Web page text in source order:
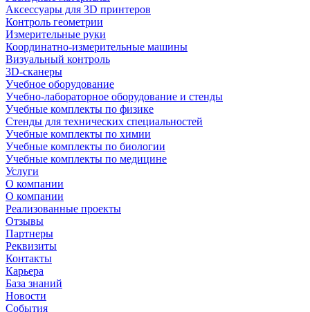
Аксессуары для 3D принтеров
Контроль геометрии
Измерительные руки
Координатно-измерительные машины
Визуальный контроль
3D-сканеры
Учебное оборудование
Учебно-лабораторное оборудование и стенды
Учебные комплекты по физике
Стенды для технических специальностей
Учебные комплекты по химии
Учебные комплекты по биологии
Учебные комплекты по медицине
Услуги
О компании
О компании
Реализованные проекты
Отзывы
Партнеры
Реквизиты
Контакты
Карьера
База знаний
Новости
События